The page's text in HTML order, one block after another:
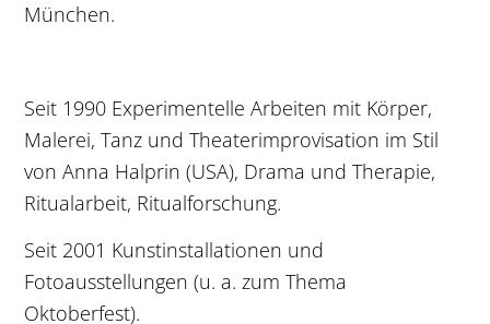
München.
Seit 1990 Experimentelle Arbeiten mit Körper,
Malerei, Tanz und Theaterimprovisation im Stil
von Anna Halprin (USA), Drama und Therapie,
Ritualarbeit, Ritualforschung.
Seit 2001 Kunstinstallationen und
Fotoausstellungen (u. a. zum Thema
Oktoberfest).